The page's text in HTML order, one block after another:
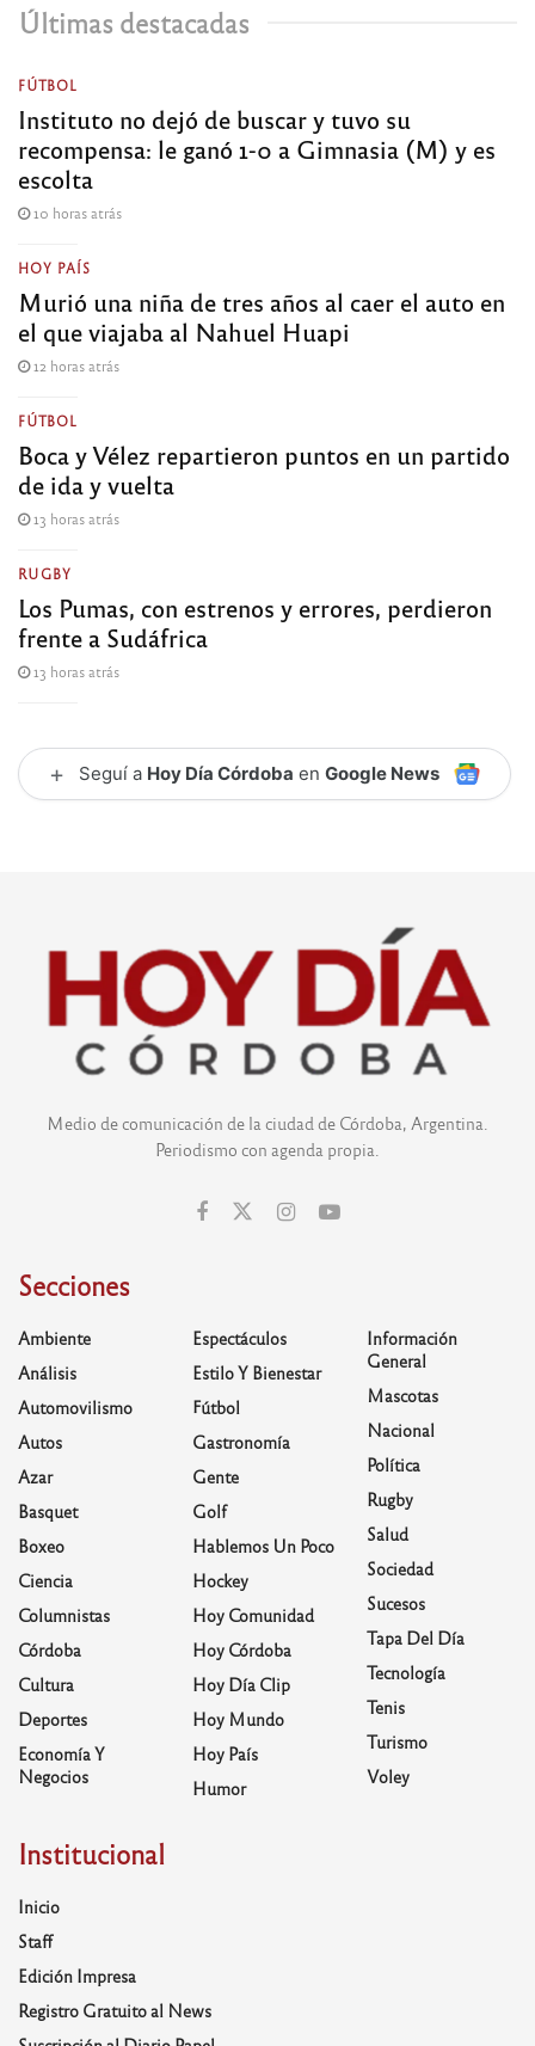
Últimas destacadas
FÚTBOL
Instituto no dejó de buscar y tuvo su
recompensa: le ganó 1-0 a Gimnasia (M) y es
escolta
10 horas atrás
HOY PAÍS
Murió una niña de tres años al caer el auto en
el que viajaba al Nahuel Huapi
12 horas atrás
FÚTBOL
Boca y Vélez repartieron puntos en un partido
de ida y vuelta
13 horas atrás
RUGBY
Los Pumas, con estrenos y errores, perdieron
frente a Sudáfrica
13 horas atrás
+ Seguí a Hoy Día Córdoba en Google News
Medio de comunicación de la ciudad de Córdoba, Argentina.
Periodismo con agenda propia.
Secciones
Ambiente
Análisis
Automovilismo
Autos
Azar
Basquet
Boxeo
Ciencia
Columnistas
Córdoba
Cultura
Deportes
Economía Y
Negocios
Espectáculos
Estilo Y Bienestar
Fútbol
Gastronomía
Gente
Golf
Hablemos Un Poco
Hockey
Hoy Comunidad
Hoy Córdoba
Hoy Día Clip
Hoy Mundo
Hoy País
Humor
Información
General
Mascotas
Nacional
Política
Rugby
Salud
Sociedad
Sucesos
Tapa Del Día
Tecnología
Tenis
Turismo
Voley
Institucional
Inicio
Staff
Edición Impresa
Registro Gratuito al News